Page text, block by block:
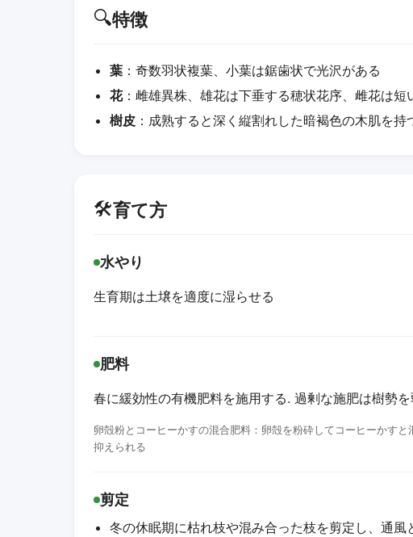
🔍特徴
葉 ：奇数羽状複葉、小葉は鋸歯状で光沢がある
花：雌雄異株、雄花は下垂する穂状花序、雌花は短
樹皮 ：成熟すると深く縦割れした暗褐色の木肌を持
🛠️育て方
水やり
生育期は土壌を適度に湿らせる
肥料
春に緩効性の有機肥料を施用する. 過剰な施肥は樹勢
卵殻粉とコーヒーかすの混合肥料：卵殻を粉砕してコーヒーかす
抑えられる
剪定
冬の休眠期に枯れ枝や混み合った枝を剪定し、通風